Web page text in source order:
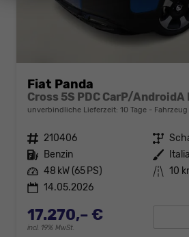
Fiat Panda
Cross 5S PDC CarP/AndroidA
unverbindliche Lieferzeit: 10 Tage
Fahrzeugnr. 210406 Getriebe
Kraftstoff Benzin Außenfarbe
Leistung 48 kW (65 PS) Kilometerstand 10
14.05.2026
17.270,– €
incl. 19% MwSt.